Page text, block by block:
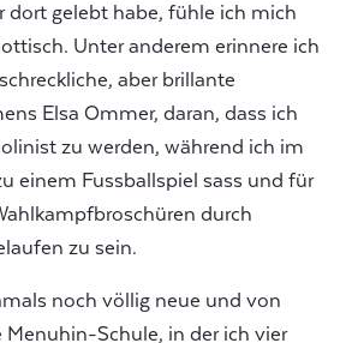
gelebt habe, fühle ich mich
Unter anderem erinnere ich
aber brillante
Elsa Ommer, daran, dass ich
zu werden, während ich im
einem Fussballspiel sass und für
durch
zu sein.
noch völlig neue und von
Menuhin-Schule, in der ich vier